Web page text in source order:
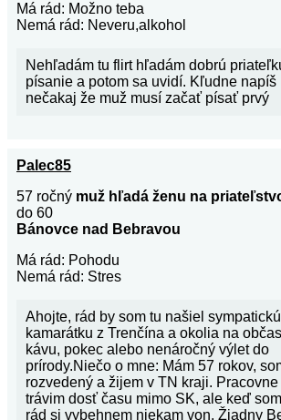
Má rád: Možno teba
Nemá rád: Neveru,alkohol
Nehľadám tu flirt hľadám dobrú
písanie a potom sa uvidí. Kľudne napíš
nečakaj že muž musí začať písať prvý
Palec85
57 ročný muž hľadá ženu na
do 60
Bánovce nad Bebravou
Má rád: Pohodu
Nemá rád: Stres
Ahojte, rád by som tu našiel sympatickú
kamarátku z Trenčína a okolia na
kávu, pokec alebo nenáročný výlet do
prírody.Niečo o mne: Mám 57 rokov,
rozvedený a žijem v TN kraji.
trávim dosť času mimo SK, ale keď
rád si vybehnem niekam von. Žiadny